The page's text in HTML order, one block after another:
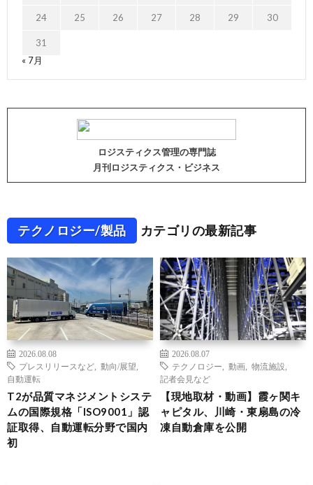
24 25 26 27 28 29 30
31
« 7月
ロジスティクス管理の専門誌
月刊ロジスティクス・ビジネス
テクノロジー/製品 カテゴリの最新記事
2026.08.08
プレスリリースなど
動向/展望
自動運転
T2が品質マネジメントシステ
ムの国際規格「ISO9001」認
証取得、自動運転分野で国内
初
2026.08.07
テクノロジー
動画 物流施設
記者会見など
【現地取材・動画】霞ヶ関キ
ャピタル、川崎・東扇島の冷
凍自動倉庫を公開